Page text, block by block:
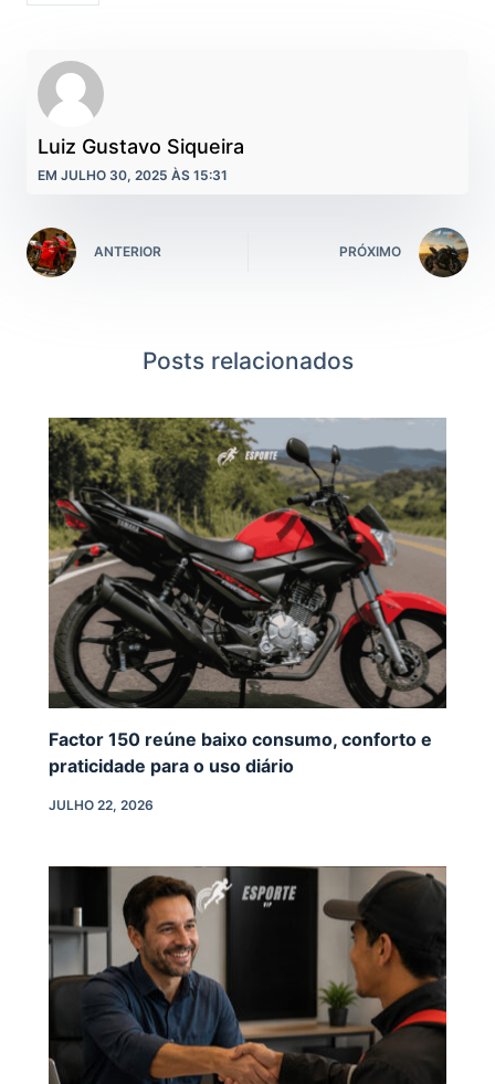
Luiz Gustavo Siqueira
EM JULHO 30, 2025 ÀS 15:31
ANTERIOR PRÓXIMO
Posts relacionados
Factor 150 reúne baixo consumo, conforto e
praticidade para o uso diário
JULHO 22, 2026